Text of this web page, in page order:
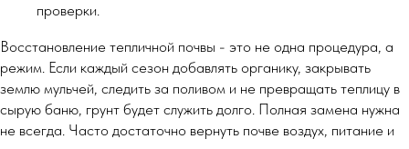
проверки.
Восстановление тепличной почвы - это не одна процедура, а
режим. Если каждый сезон добавлять органику, закрывать
землю мульчей, следить за поливом и не превращать теплицу в
сырую баню, грунт будет служить долго. Полная замена нужна
не всегда. Часто достаточно вернуть почве воздух, питание и